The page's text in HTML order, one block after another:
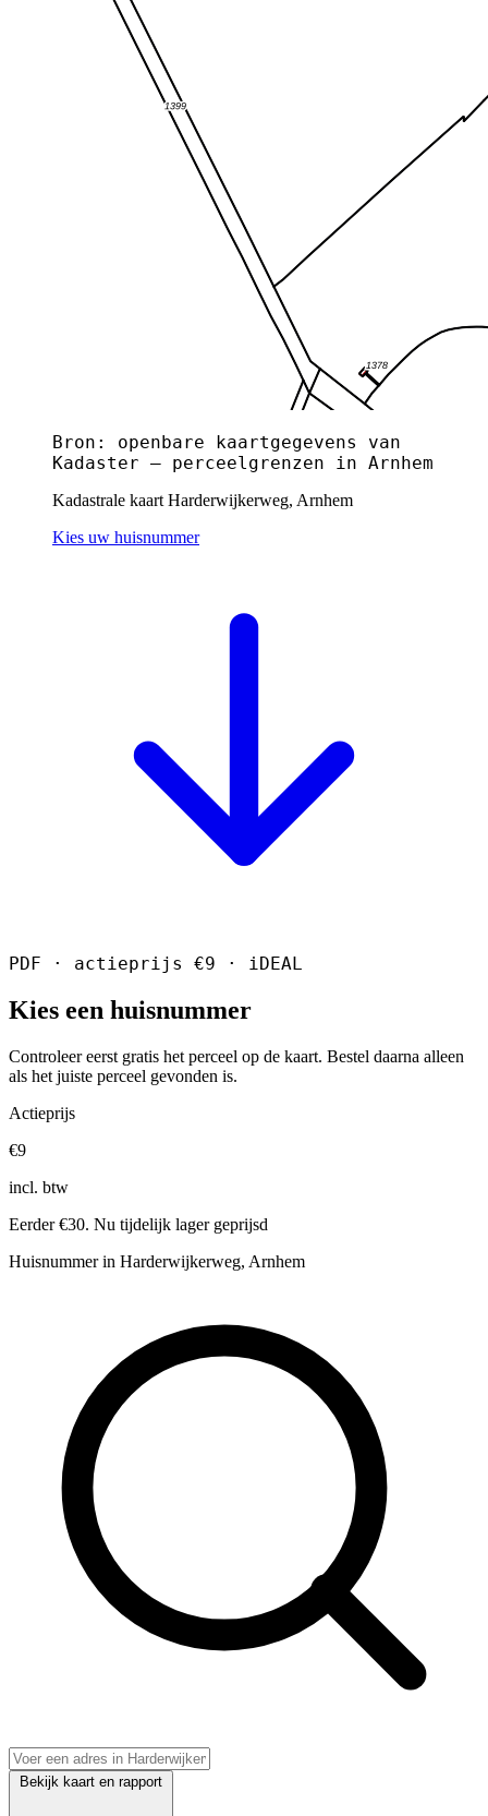
Bron: openbare kaartgegevens van
Kadaster — perceelgrenzen in Arnhem
Kadastrale kaart Harderwijkerweg, Arnhem
Kies uw huisnummer
PDF · actieprijs €9 · iDEAL
Kies een huisnummer
Controleer eerst gratis het perceel op de kaart. Bestel daarna alleen
als het juiste perceel gevonden is.
Actieprijs
€9
incl. btw
Eerder €30. Nu tijdelijk lager geprijsd
Huisnummer in Harderwijkerweg, Arnhem
Bekijk kaart en rapport